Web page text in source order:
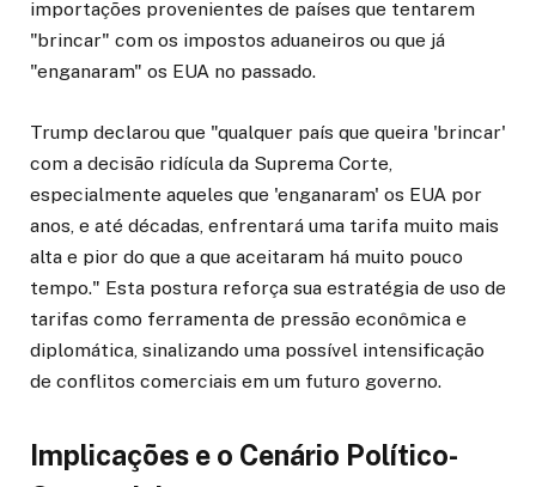
importações provenientes de países que tentarem
"brincar" com os impostos aduaneiros ou que já
"enganaram" os EUA no passado.
Trump declarou que "qualquer país que queira 'brincar'
com a decisão ridícula da Suprema Corte,
especialmente aqueles que 'enganaram' os EUA por
anos, e até décadas, enfrentará uma tarifa muito mais
alta e pior do que a que aceitaram há muito pouco
tempo." Esta postura reforça sua estratégia de uso de
tarifas como ferramenta de pressão econômica e
diplomática, sinalizando uma possível intensificação
de conflitos comerciais em um futuro governo.
Implicações e o Cenário Político-